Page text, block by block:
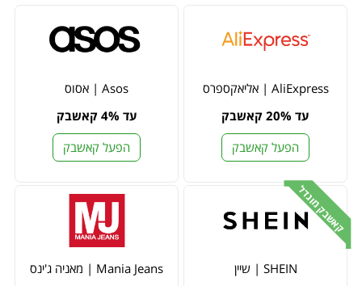
AliExpress | אליאקספרס
עד 20% קאשבק
הפעל קאשבק
Asos | אסוס
עד 4% קאשבק
הפעל קאשבק
קאשבק מוגדל
SHEIN | שיין
Mania Jeans | מאניה ג'ינס